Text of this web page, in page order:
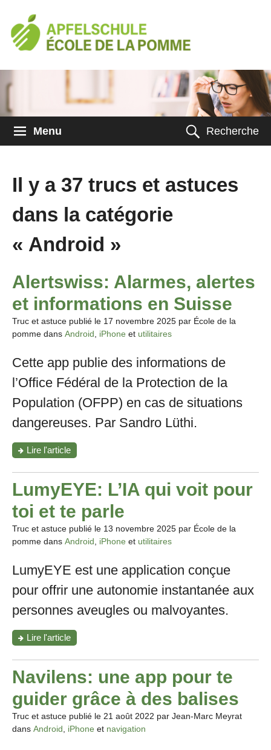
Menu Recherche
Il y a 37 trucs et astuces
dans la catégorie
« Android »
Alertswiss: Alarmes, alertes
et informations en Suisse
Truc et astuce publié le 17 novembre 2025 par École de la
pomme dans Android iPhone et utilitaires
Cette app publie des informations de
l’Office Fédéral de la Protection de la
Population (OFPP) en cas de situations
dangereuses. Par Sandro Lüthi.
Lire l'article"Alertswiss:
Alarmes,
alertes
et
informations
Suisse"
LumyEYE: L’IA qui voit pour
toi et te parle
Truc et astuce publié le 13 novembre 2025 par École de la
pomme dans Android iPhone et utilitaires
LumyEYE est une application conçue
pour offrir une autonomie instantanée aux
personnes aveugles ou malvoyantes.
Lire l'article"LumyEYE:
L’IA
qui
pour
et
te
parle"
Navilens: une app pour te
guider grâce à des balises
Truc et astuce publié le 21 août 2022 par Jean-Marc Meyrat
dans Android iPhone et navigation